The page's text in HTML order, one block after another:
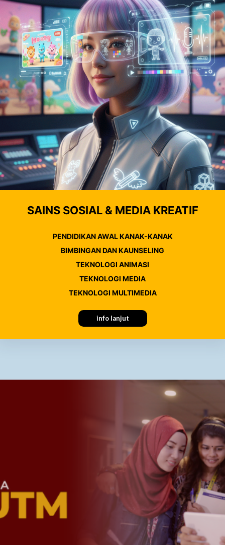
SAINS SOSIAL & MEDIA KREATIF
PENDIDIKAN AWAL KANAK-KANAK
BIMBINGAN DAN KAUNSELING
TEKNOLOGI ANIMASI
TEKNOLOGI MEDIA
TEKNOLOGI MULTIMEDIA
info lanjut